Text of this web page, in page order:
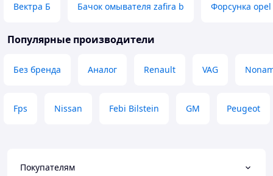
Вектра Б Бачок омывателя zafira b Форсунка
Популярные производители
Без бренда Аналог Renault VAG
Fps Nissan Febi Bilstein GM Peugeot
Покупателям